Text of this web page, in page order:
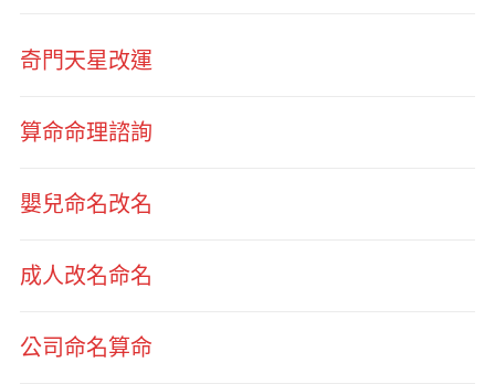
奇門天星改運
算命命理諮詢
嬰兒命名改名
成人改名命名
公司命名算命